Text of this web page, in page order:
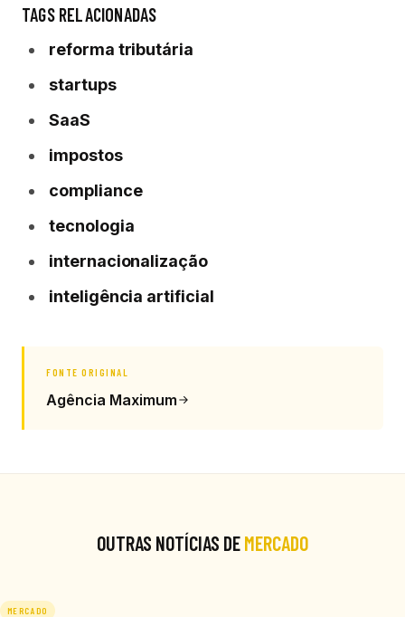
TAGS RELACIONADAS
reforma tributária
startups
SaaS
impostos
compliance
tecnologia
internacionalização
inteligência artificial
FONTE ORIGINAL
Agência Maximum
OUTRAS NOTÍCIAS DEMERCADO
MERCADO